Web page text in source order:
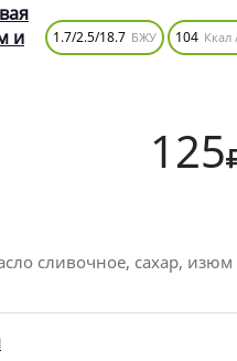
и
1.7/2.5/18.7 БЖУ 104 Ккал
125
сливочное, сахар, изюм